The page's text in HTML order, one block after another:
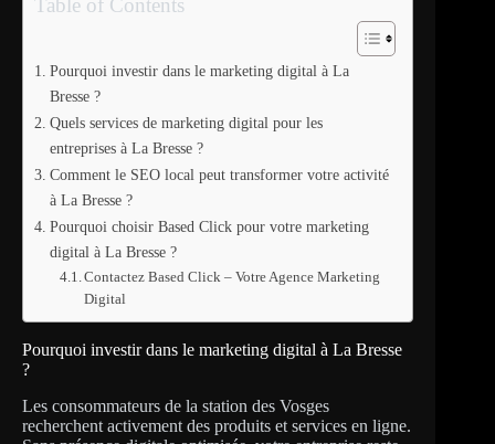
Table of Contents
Pourquoi investir dans le marketing digital à La
Bresse ?
Quels services de marketing digital pour les
entreprises à La Bresse ?
Comment le SEO local peut transformer votre activité
à La Bresse ?
Pourquoi choisir Based Click pour votre marketing
digital à La Bresse ?
Contactez Based Click – Votre Agence Marketing
Digital
Pourquoi investir dans le marketing digital à La Bresse
?
Les consommateurs de la station des Vosges
recherchent activement des produits et services en ligne.